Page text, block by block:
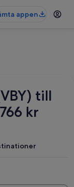
appen
till
kr